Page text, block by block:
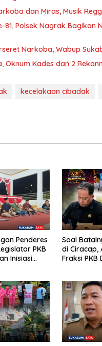
dan Miras, Musik
81, Polsek Nagrak
Narkoba, Wabup
Oknum Kades dan 2
kecelakaan cibadak
Penderes
PKB
Inisiasi
Soal
di Ciracap,
Fraksi PKB